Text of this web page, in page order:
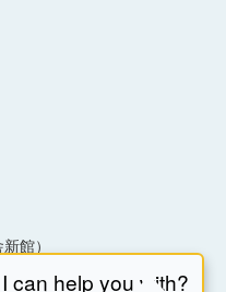
館）
局）はこちら